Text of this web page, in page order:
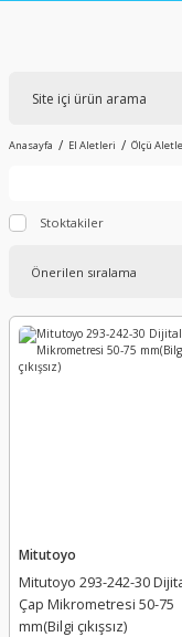
Anasayfa El Aletleri Ölçü
Stoktakiler
Mitutoyo
Mitutoyo 293-242-30
Çap Mikrometresi 50-75
mm(Bilgi çıkışsız)